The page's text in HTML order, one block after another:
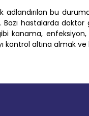
bu
Bazı hastalarda
kanama,
kontrol altına almak